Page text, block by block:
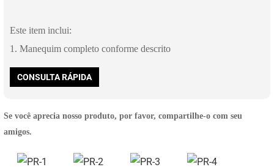
Este item inclui:
1. Manequim completo conforme descrito
CONSULTA RÁPIDA
Se você aprecia nosso produto, por favor, compartilhe-o com seu
amigos.